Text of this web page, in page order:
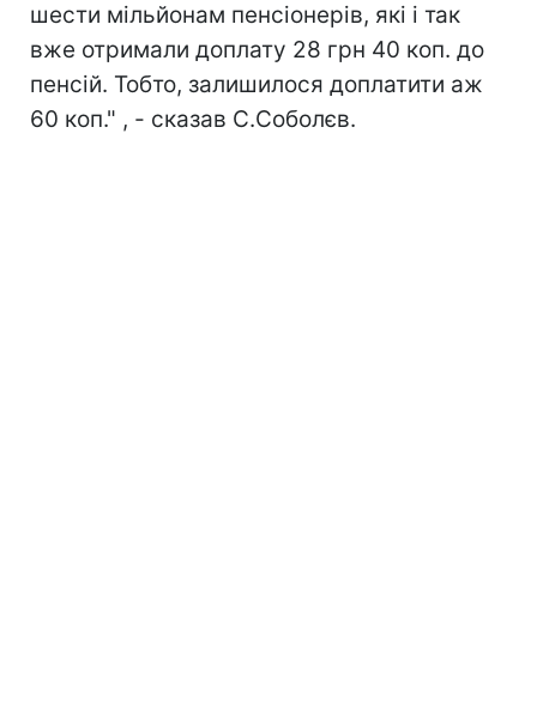
шести мільйонам пенсіонерів, які і так
вже отримали доплату 28 грн 40 коп. до
пенсій. Тобто, залишилося доплатити аж
60 коп." , - сказав С.Соболєв.